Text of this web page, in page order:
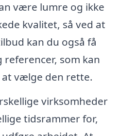
være lumre og ikke
kvalitet, så ved at
kan du også få
som kan
vælge den rette.
virksomheder
tidsrammer for,